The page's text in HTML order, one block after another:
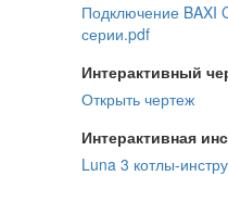
Подключение BAXI
серии.pdf
Интерактивный
Открыть чертеж
Интерактивная
Luna 3 котлы-